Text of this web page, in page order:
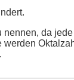
da
werden